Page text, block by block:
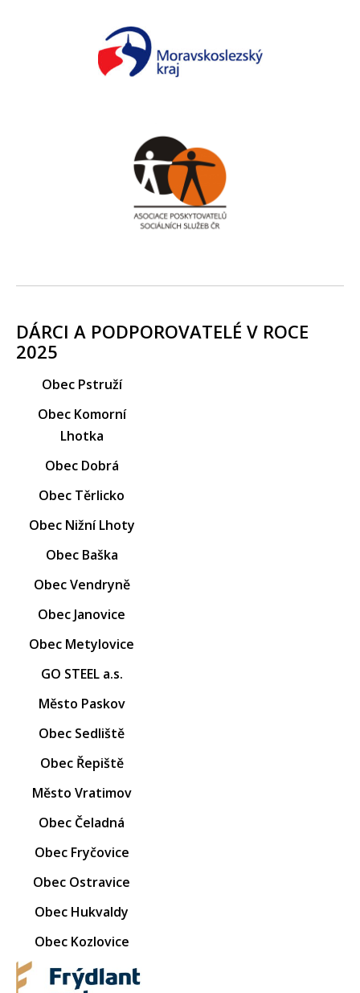
DÁRCI A PODPOROVATELÉ V ROCE
2025
Obec Pstruží
Obec Komorní
Lhotka
Obec Dobrá
Obec Těrlicko
Obec Nižní Lhoty
Obec Baška
Obec Vendryně
Obec Janovice
Obec Metylovice
GO STEEL a.s.
Město Paskov
Obec Sedliště
Obec Řepiště
Město Vratimov
Obec Čeladná
Obec Fryčovice
Obec Ostravice
Obec Hukvaldy
Obec Kozlovice